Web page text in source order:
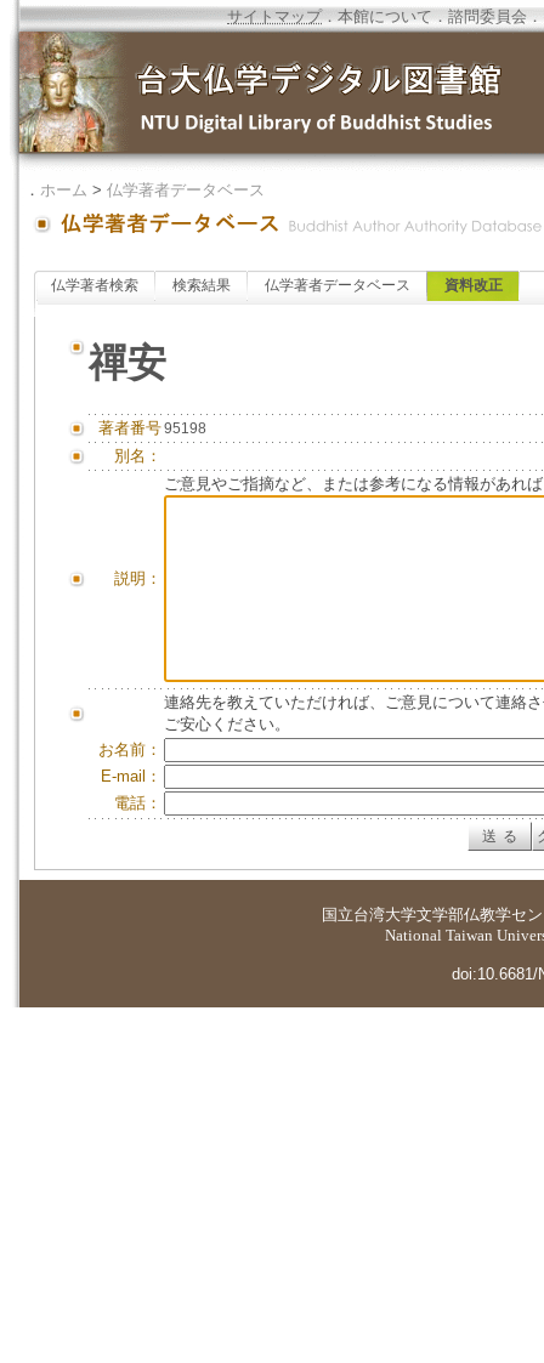
サイトマップ．本館について ．諮問委員会 ．
． ホーム > 仏学著者データベース
仏学著者検索 検索結果 仏学著者データベース 資料改正
禪安
著者番号95198
別名：
説明：
ご意見やご指摘など、または参考になる情報があれ
連絡先を教えていただければ、ご意見について連絡
ご安心ください。
お名前：
E-mail：
電話：
国立台湾大学文学部仏教学セ
National Taiwan
doi:10.6681/